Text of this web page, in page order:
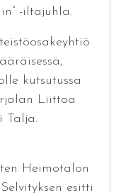
-iltajuhla.
kutsutussa
Liittoa
Talja.
Heimotalon
esitti